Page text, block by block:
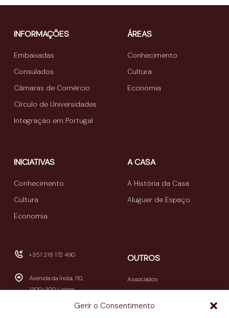
Gerir o Consentimento
INFORMAÇÕES
Embaixadas
Consulados
Câmaras de Comércio
Círculo de Universidades
Integração em Portugal
ÁREAS
Conhecimento
Cultura
Economia
INICIATIVAS
Conhecimento
Cultura
Economia
A CASA
A História da Casa
Aluguer de Espaço
+351 218 172 490
Avenida da Índia, 110,
1300-300 Lisboa
OUTROS
Associados